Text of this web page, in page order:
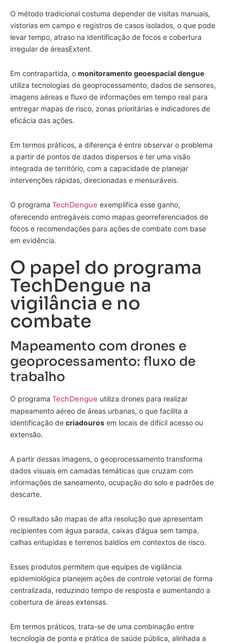
O método tradicional costuma depender de visitas manuais,
vistorias em campo e registros de casos isolados, o que pode
levar tempo, atraso na identificação de focos e cobertura
irregular de áreasExtent.
Em contrapartida, o monitoramento geoespacial dengue
utiliza tecnologias de geoprocessamento, dados de sensores,
imagens aéreas e fluxo de informações em tempo real para
entregar mapas de risco, zonas prioritárias e indicadores de
eficácia das ações.
Em termos práticos, a diferença é entre observar o problema
a partir de pontos de dados dispersos e ter uma visão
integrada de território, com a capacidade de planejar
intervenções rápidas, direcionadas e mensuráveis.
O programa TechDengue exemplifica esse ganho,
oferecendo entregáveis como mapas georreferenciados de
focos e recomendações para ações de combate com base
em evidência.
O papel do programa
TechDengue na
vigilância e no
combate
Mapeamento com drones e
geoprocessamento: fluxo de
trabalho
O programa TechDengue utiliza drones para realizar
mapeamento aéreo de áreas urbanas, o que facilita a
identificação de criadouros em locais de difícil acesso ou
extensão.
A partir dessas imagens, o geoprocessamento transforma
dados visuais em camadas temáticas que cruzam com
informações de saneamento, ocupação do solo e padrões de
descarte.
O resultado são mapas de alta resolução que apresentam
recipientes com água parada, caixas d’água sem tampa,
calhas entupidas e terrenos baldios em contextos de risco.
Esses produtos permitem que equipes de vigilância
epidemiológica planejem ações de controle vetorial de forma
centralizada, reduzindo tempo de resposta e aumentando a
cobertura de áreas extensas.
Em termos práticos, trata-se de uma combinação entre
tecnologia de ponta e prática de saúde pública, alinhada a